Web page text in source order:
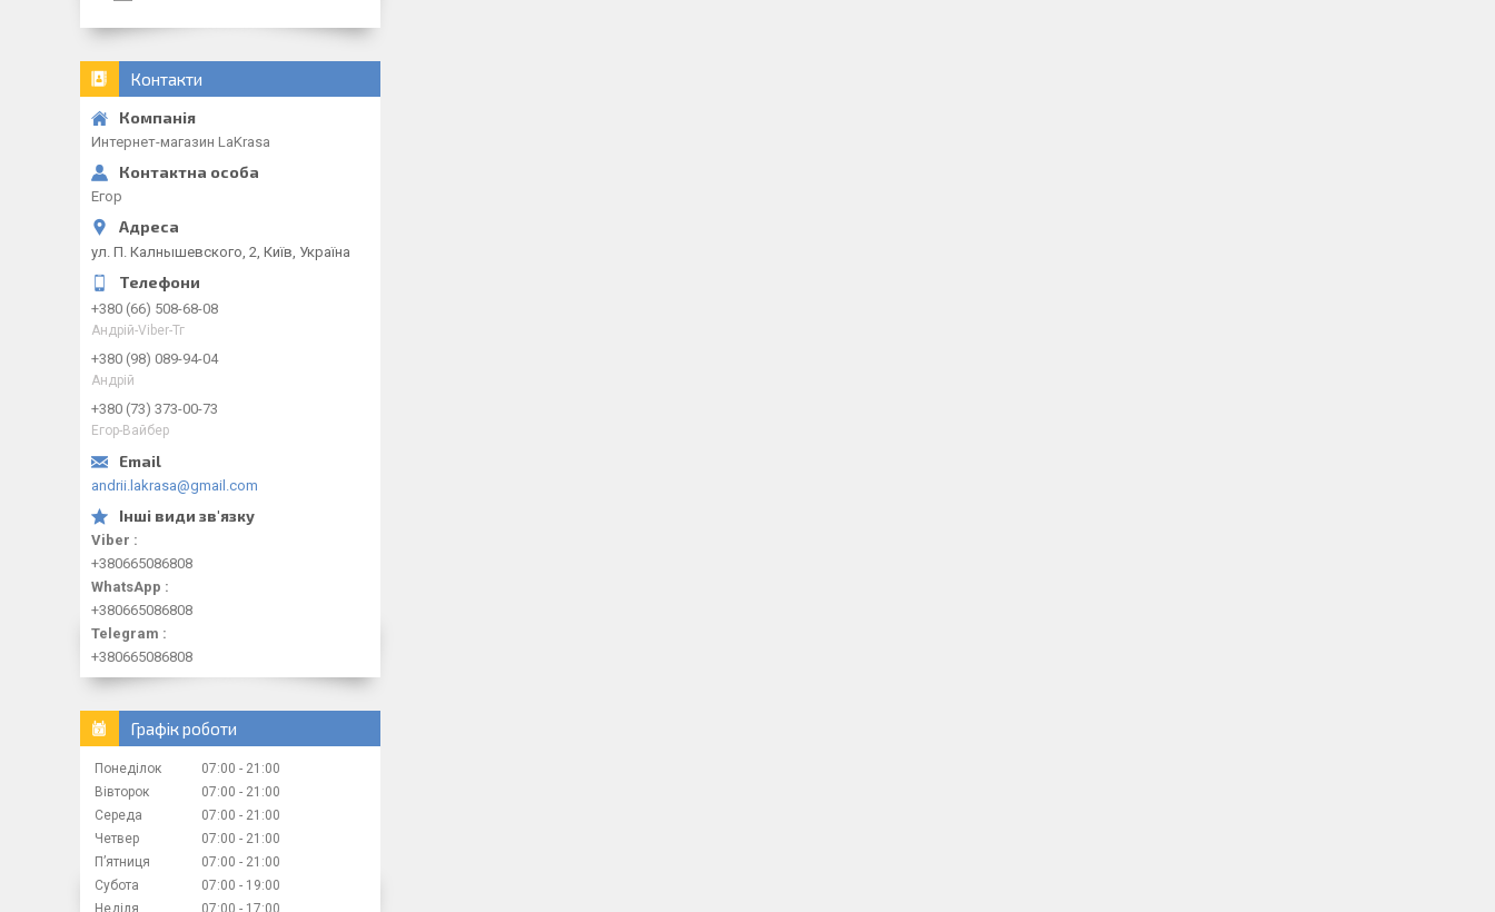
Контакти
Интернет-магазин LaKrasa
Егор
ул. П. Калнышевского, 2, Київ, Україна
+380 (66) 508-68-08
Андрій-Viber-Тг
+380 (98) 089-94-04
Андрій
+380 (73) 373-00-73
Егор-Вайбер
andrii.lakrasa@gmail.com
Viber
+380665086808
WhatsApp
+380665086808
Telegram
+380665086808
Графік роботи
Понеділок 07:00
21:00
Вівторок
07:00
21:00
Середа
07:00
21:00
Четвер
07:00
21:00
Пʼятниця
07:00
21:00
Субота
07:00
19:00
Неділя
07:00 17:00